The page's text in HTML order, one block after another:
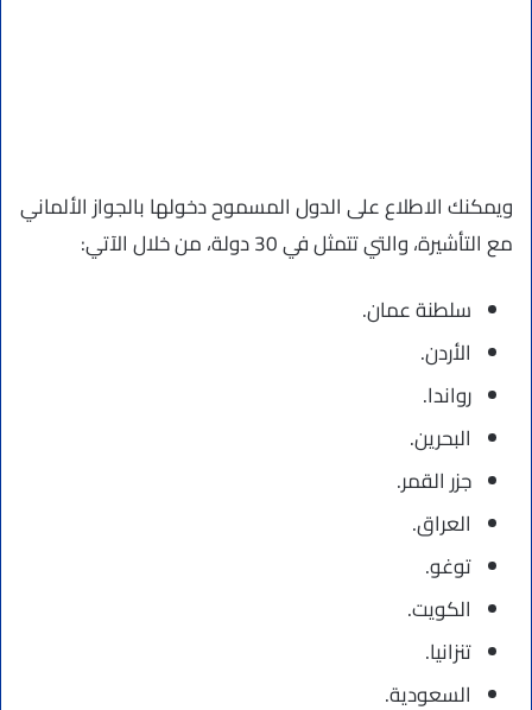
ويمكنك الاطلاع على الدول المسموح دخولها بالجواز الألماني
مع التأشيرة، والتي تتمثل في 30 دولة، من خلال الآتي:
سلطنة عمان.
الأردن.
رواندا.
البحرين.
جزر القمر.
العراق.
توغو.
الكويت.
تنزانيا.
السعودية.